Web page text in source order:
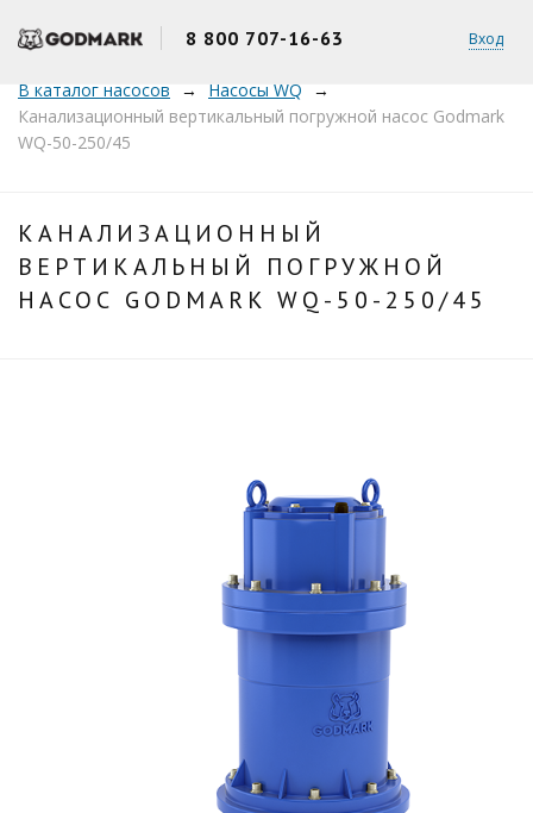
8 800 707-16-63 Вход
В каталог насосов
Насосы WQ
Канализационный вертикальный погружной насос Godmark
WQ-50-250/45
КАНАЛИЗАЦИОННЫЙ
ВЕРТИКАЛЬНЫЙ ПОГРУЖНОЙ
НАСОС GODMARK WQ-50-250/45